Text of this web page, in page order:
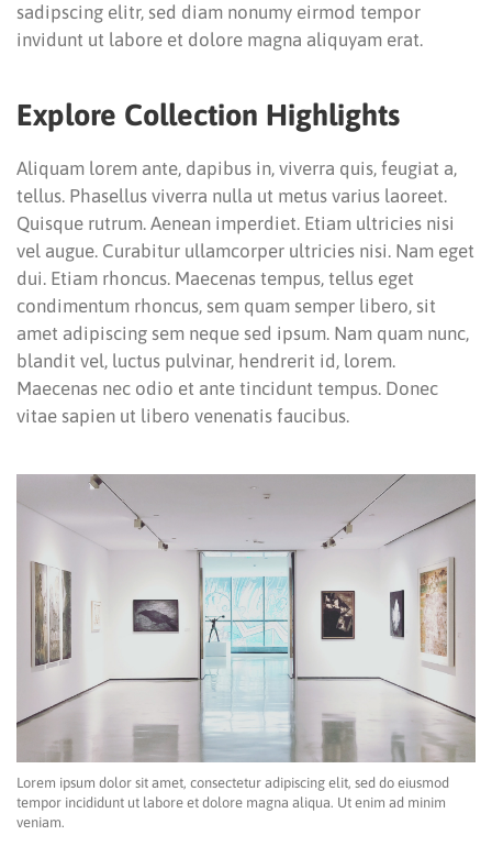
sadipscing elitr, sed diam nonumy eirmod tempor
invidunt ut labore et dolore magna aliquyam erat.
Explore Collection Highlights
Aliquam lorem ante, dapibus in, viverra quis, feugiat a,
tellus. Phasellus viverra nulla ut metus varius laoreet.
Quisque rutrum. Aenean imperdiet. Etiam ultricies nisi
vel augue. Curabitur ullamcorper ultricies nisi. Nam eget
dui. Etiam rhoncus. Maecenas tempus, tellus eget
condimentum rhoncus, sem quam semper libero, sit
amet adipiscing sem neque sed ipsum. Nam quam nunc,
blandit vel, luctus pulvinar, hendrerit id, lorem.
Maecenas nec odio et ante tincidunt tempus. Donec
vitae sapien ut libero venenatis faucibus.
Lorem ipsum dolor sit amet, consectetur adipiscing elit, sed do eiusmod
tempor incididunt ut labore et dolore magna aliqua. Ut enim ad minim
veniam.